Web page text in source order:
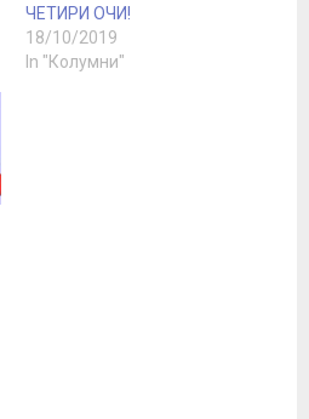
ЧЕТИРИ ОЧИ!
18/10/2019
In "Колумни"